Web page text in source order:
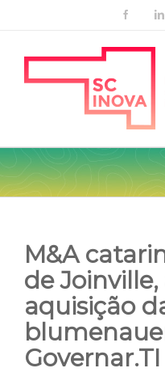
Facebook
M&A
de
aquisição
Governar.TI